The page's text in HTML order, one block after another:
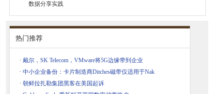
数据分享实践
热门推荐
· 戴尔，SK Telecom，VMware将5G边缘带到企业
· 中小企业备份：卡片制造商Ditches磁带仅适用于Nak
· 朝鲜拉扎勒集团黑客在美国起诉